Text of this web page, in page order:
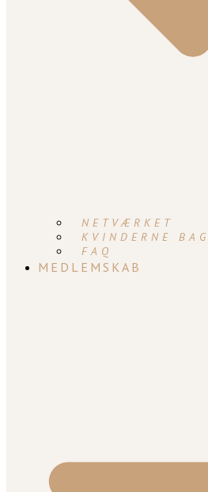
NETVÆRKET
KVINDERNE BAG
FAQ
MEDLEMSKAB